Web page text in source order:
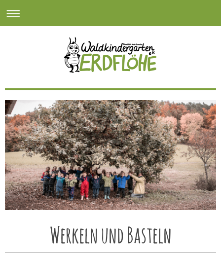
Werkeln und Basteln